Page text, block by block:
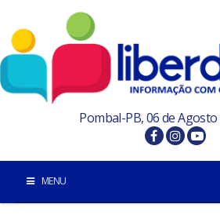
Pombal-PB, 06 de
MENU